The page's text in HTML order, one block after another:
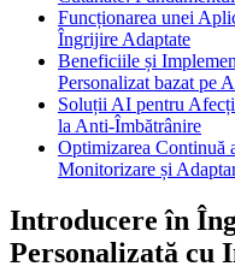
Funcționarea unei
Îngrijire Adaptate
Beneficiile și
Personalizat bazat pe
Soluții AI pentru
la Anti-Îmbătrânire
Optimizarea Continuă
Monitorizare și
Introducere în
Personalizată cu